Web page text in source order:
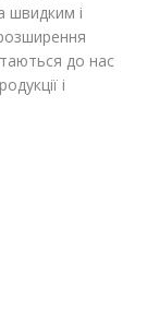
швидким і
до нас
і